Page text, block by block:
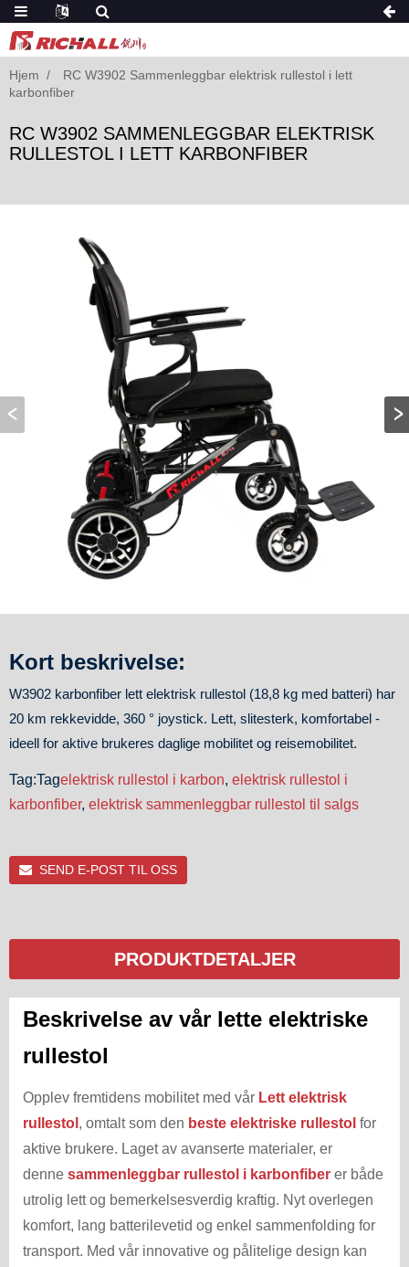
Hjem
RC W3902 Sammenleggbar elektrisk rullestol i lett
karbonfiber
RC W3902 SAMMENLEGGBAR ELEKTRISK
RULLESTOL I LETT KARBONFIBER
Kort beskrivelse:
W3902 karbonfiber lett elektrisk rullestol (18,8 kg med batteri) har
20 km rekkevidde, 360 ° joystick. Lett, slitesterk, komfortabel -
ideell for aktive brukeres daglige mobilitet og reisemobilitet.
Tag:Tagelektrisk rullestol i karbon, elektrisk rullestol i
karbonfiber, elektrisk sammenleggbar rullestol til salgs
SEND E-POST TIL OSS
PRODUKTDETALJER
Beskrivelse av vår lette elektriske
rullestol
Opplev fremtidens mobilitet med vår Lett elektrisk
rullestol , omtalt som den beste elektriske rullestol for
aktive brukere. Laget av avanserte materialer, er
denne sammenleggbar rullestol i karbonfiber er både
utrolig lett og bemerkelsesverdig kraftig. Nyt overlegen
komfort, lang batterilevetid og enkel sammenfolding for
transport. Med vår innovative og pålitelige design kan